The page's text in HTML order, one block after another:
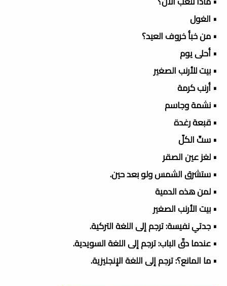
• الغول
• من خبأ خروف العيد؟
• أحلى يوم
• بيت للأرنب الصغير
• أرنب كرمة
• نشمة وجاسم
• قبعة رغدة
• ستّ الكلّ
• لغز عين الصقر
• ستشرق الشمس ولو بعد حين.
• لمن هذه الدمية
• بيت الأرنب الصغير
• جدتي نفيسة: ترجم إلى اللغة التركية.
• عندما دقّ الباب: ترجم إلى اللغة السويدية.
• ما المانع؟: ترجم إلى اللغة الإنجليزية.